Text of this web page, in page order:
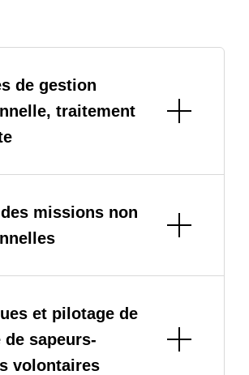
de gestion
traitement
missions non
et pilotage de
de sapeurs-
volontaires